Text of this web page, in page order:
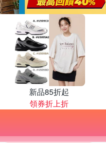
新品85折起
領券折上折